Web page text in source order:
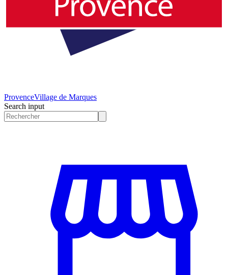
ProvenceVillage de Marques
Search input